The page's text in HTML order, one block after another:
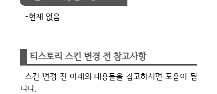
-현재 없음
티스토리 스킨 변경 전 참고사항
스킨 변경 전 아래의 내용들을 참고하시면 도움이 됩
니다.